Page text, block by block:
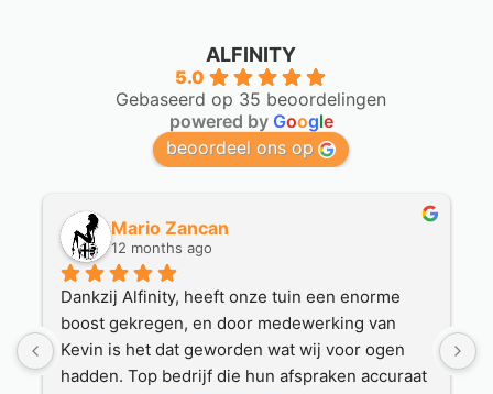
ALFINITY
5.0
Gebaseerd op 35 beoordelingen
powered by Google
beoordeel ons op
Mario Zancan
12 months ago
Dankzij Alfinity, heeft onze tuin een enorme
boost gekregen, en door medewerking van
Kevin is het dat geworden wat wij voor ogen
hadden. Top bedrijf die hun afspraken accuraat